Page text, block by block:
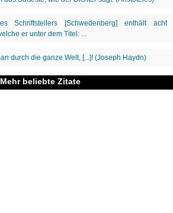
Mehr beliebte Zitate